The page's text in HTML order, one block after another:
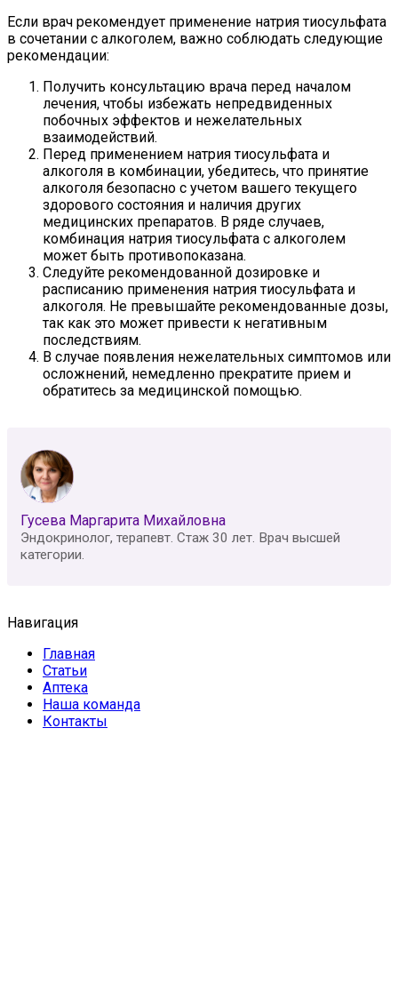
Если врач рекомендует применение натрия тиосульфата
в сочетании с алкоголем, важно соблюдать следующие
рекомендации:
Получить консультацию врача перед началом
лечения, чтобы избежать непредвиденных
побочных эффектов и нежелательных
взаимодействий.
Перед применением натрия тиосульфата и
алкоголя в комбинации, убедитесь, что принятие
алкоголя безопасно с учетом вашего текущего
здорового состояния и наличия других
медицинских препаратов. В ряде случаев,
комбинация натрия тиосульфата с алкоголем
может быть противопоказана.
Следуйте рекомендованной дозировке и
расписанию применения натрия тиосульфата и
алкоголя. Не превышайте рекомендованные дозы,
так как это может привести к негативным
последствиям.
В случае появления нежелательных симптомов или
осложнений, немедленно прекратите прием и
обратитесь за медицинской помощью.
Гусева Маргарита Михайловна
Эндокринолог, терапевт. Стаж 30 лет. Врач высшей
категории.
Навигация
Главная
Статьи
Аптека
Наша команда
Контакты